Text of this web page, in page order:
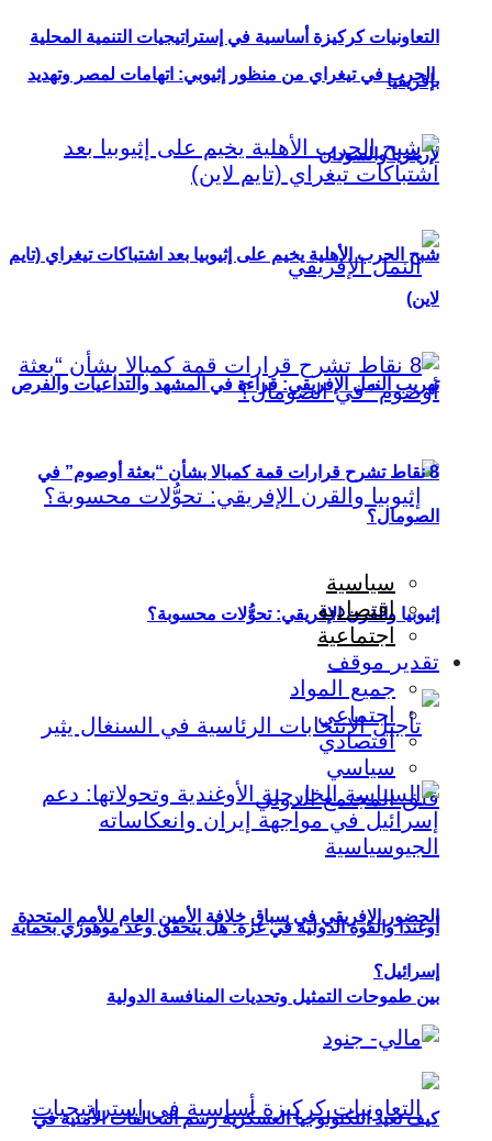
الحرب في تيغراي من منظور إثيوبي: اتهامات لمصر وتهديد
لإريتريا والسودان
تهريب النمل الإفريقي: قراءة في المشهد والتداعيات والفرص
إثيوبيا والقرن الإفريقي: تحوُّلات محسوبة؟
الحضور الإفريقي في سباق خلافة الأمين العام للأمم المتحدة
بين طموحات التمثيل وتحديات المنافسة الدولية
التعاونيات كركيزة أساسية في إستراتيجيات التنمية المحلية
بإفريقيا
شبح الحرب الأهلية يخيم على إثيوبيا بعد اشتباكات تيغراي (تايم
لاين)
8 نقاط تشرح قرارات قمة كمبالا بشأن “بعثة أوصوم” في
الصومال؟
سياسية
اقتصادية
اجتماعية
تقدير موقف
جميع المواد
اجتماعي
اقتصادي
سياسي
أوغندا والقوة الدولية في غزة: هل يتحقق وعد موهوزي بحماية
إسرائيل؟
كيف تعيد التكنولوجيا العسكرية رسم التحالفات الأمنية في